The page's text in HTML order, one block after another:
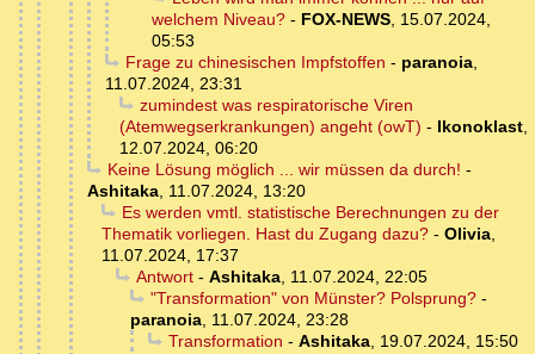
welchem Niveau? - FOX-NEWS, 15.07.2024,
05:53
Frage zu chinesischen Impfstoffen - paranoia,
11.07.2024, 23:31
zumindest was respiratorische Viren
(Atemwegserkrankungen) angeht (owT) - Ikonoklast,
12.07.2024, 06:20
Keine Lösung möglich ... wir müssen da durch! -
Ashitaka, 11.07.2024, 13:20
Es werden vmtl. statistische Berechnungen zu der
Thematik vorliegen. Hast du Zugang dazu? - Olivia,
11.07.2024, 17:37
Antwort- Ashitaka, 11.07.2024, 22:05
"Transformation" von Münster? Polsprung?-
paranoia, 11.07.2024, 23:28
Transformation - Ashitaka, 19.07.2024, 15:50